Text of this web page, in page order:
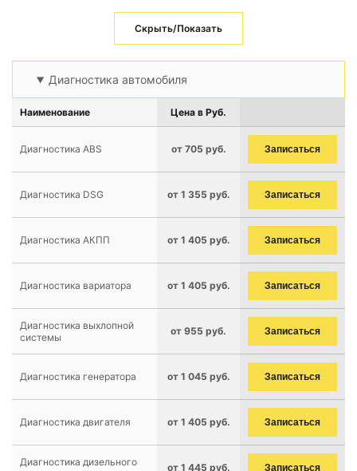
Скрыть/Показать
Диагностика автомобиля
Наименование Цена в Руб.
Диагностика ABS от 705 руб. Записаться
Диагностика DSG от 1 355 руб. Записаться
Диагностика АКПП от 1 405 руб. Записаться
Диагностика вариатора от 1 405 руб. Записаться
Диагностика выхлопной
системы
от 955 руб. Записаться
Диагностика генератора от 1 045 руб. Записаться
Диагностика двигателя от 1 405 руб. Записаться
Диагностика дизельного
от 1 445 руб. Записаться